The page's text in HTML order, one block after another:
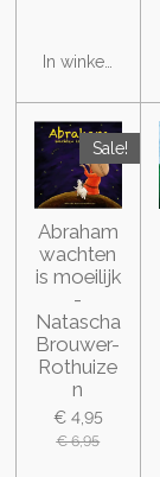
In winkelwagen
Sale!
Abraham
wachten
is moeilijk
-
Natascha
Brouwer-
Rothuize
n
€ 4,95
€ 6,95